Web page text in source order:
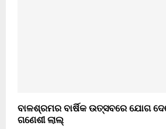
ବାଳଶ୍ରମର ବାର୍ଷିକ ଉତ୍ସବରେ ଯୋଗ
ଗଣେଶୀ ଲାଲ୍